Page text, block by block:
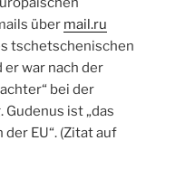
über mail.ru
tschetschenischen
er war nach der
bei der
ist „das
EU“. (Zitat auf